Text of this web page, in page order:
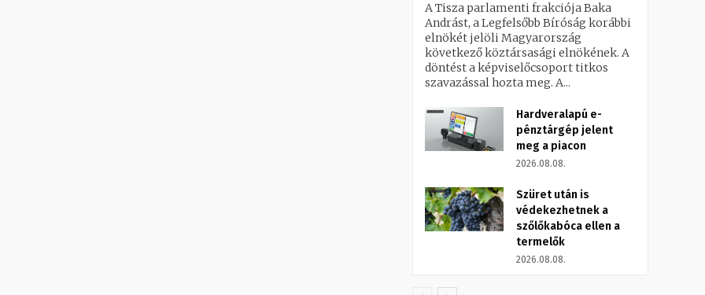
A Tisza parlamenti frakciója Baka
Andrást, a Legfelsőbb Bíróság korábbi
elnökét jelöli Magyarország
következő köztársasági elnökének. A
döntést a képviselőcsoport titkos
szavazással hozta meg. A...
Hardveralapú e-
pénztárgép jelent
meg a piacon
2026.08.08.
Szüret után is
védekezhetnek a
szőlőkabóca ellen a
termelők
2026.08.08.